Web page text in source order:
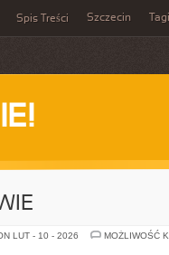
Spis Treści Szczecin Tagi
LUT - 10 - 2026
MOŻLIWOŚĆ